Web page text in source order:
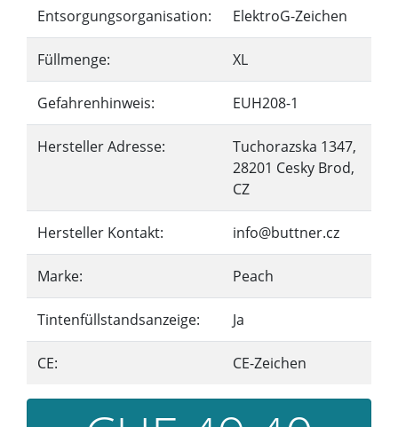
Entsorgungsorganisation: ElektroG-Zeichen
Füllmenge: XL
Gefahrenhinweis: EUH208-1
Hersteller Adresse:
Tuchorazska 1347,
28201 Cesky Brod,
CZ
Hersteller Kontakt: info@buttner.cz
Marke: Peach
Tintenfüllstandsanzeige: Ja
CE: CE-Zeichen